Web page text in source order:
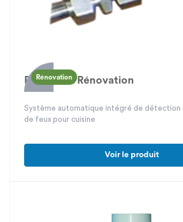
Rénovation
Pyrosafe / Rénovation
Système automatique intégré de
de feux pour cuisine
Voir le produit